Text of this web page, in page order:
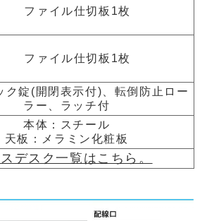
ファイル仕切板1枚
ファイル仕切板1枚
ク錠(開閉表示付)、転倒防止ロー
ラー、ラッチ付
本体：スチール
天板：メラミン化粧板
デスク一覧はこちら。